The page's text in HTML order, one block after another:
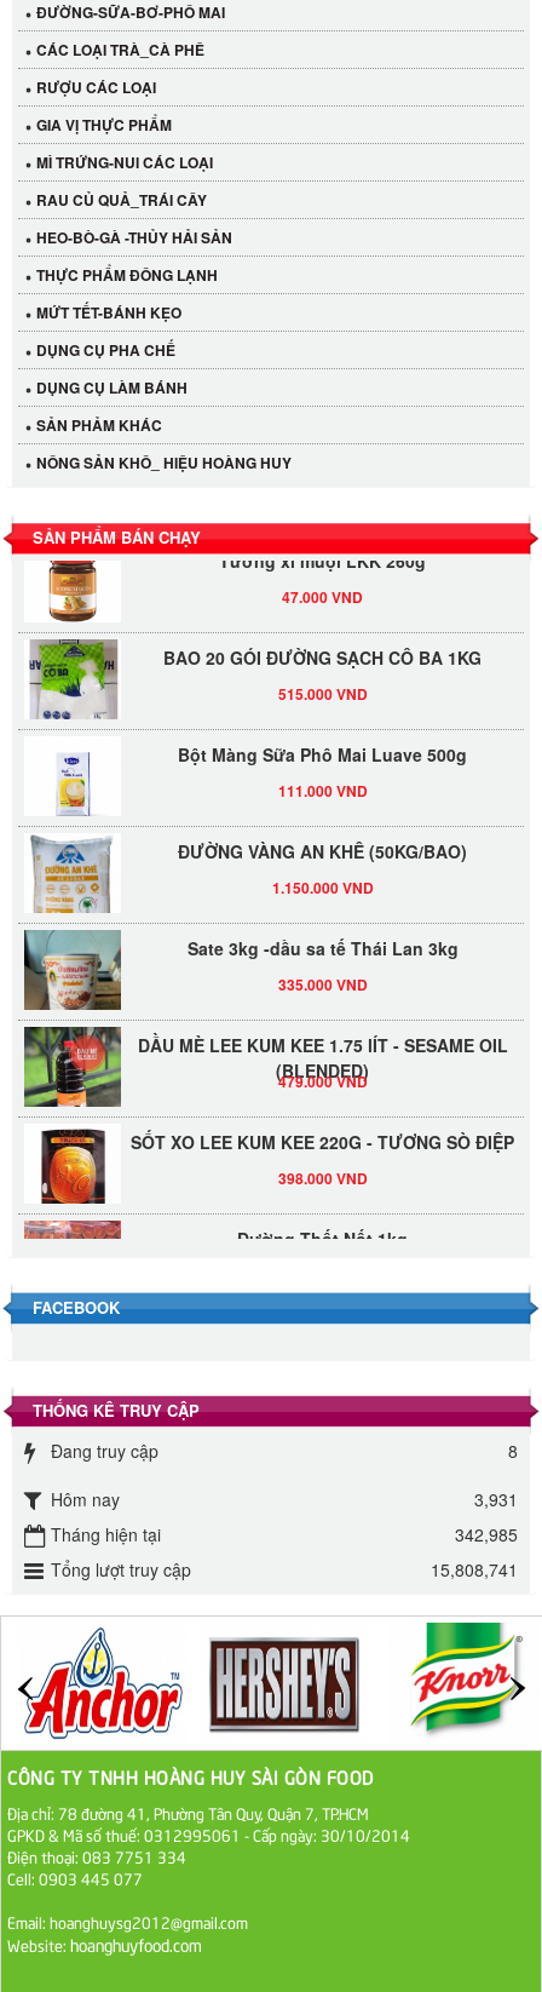
ĐƯỜNG-SỮA-BƠ-PHÔ MAI
CÁC LOẠI TRÀ_CÀ PHÊ
RƯỢU CÁC LOẠI
GIA VỊ THỰC PHẨM
MÌ TRỨNG-NUI CÁC LOẠI
RAU CỦ QUẢ_TRÁI CÂY
HEO-BÒ-GÀ -THỦY HẢI SẢN
THỰC PHẨM ĐÔNG LẠNH
MỨT TẾT-BÁNH KẸO
DỤNG CỤ PHA CHẾ
DỤNG CỤ LÀM BÁNH
SẢN PHẢM KHÁC
NÔNG SẢN KHÔ_ HIỆU HOÀNG HUY
SẢN PHẨM BÁN CHẠY
LỐC 12 HỦ Tương xí muội LKK 260g
Tương xí muội LKK 260g
47.000 VND
BAO 20 GÓI ĐƯỜNG SẠCH CÔ BA 1KG
515.000 VND
Bột Màng Sữa Phô Mai Luave 500g
ĐƯỜNG VÀNG AN KHÊ (50KG/BAO)
1.150.000 VND
Sate 3kg -dầu sa tế Thái Lan 3kg
DẦU MÈ LEE KUM KEE 1.75 lÍT - SESAME OIL
(BLENDED)
479.000 VND
SỐT XO LEE KUM KEE 220G - TƯƠNG SÒ ĐIỆP
Đường Thốt Nốt 1kg
Đường phèn hạt Long An 500g
Đường phèn Long An bao 10kg
Đường mía thiên nhiên Biên Hòa gói 1kg
27.000 VND
Đường cát trắng An Khê bao 50kg
1.100.000 VND
36.000 VND
FACEBOOK
THỐNG KÊ TRUY CẬP
Đang truy cập
8
Hôm nay
3,931
Tháng hiện tại
342,985
Tổng lượt truy cập
15,808,741
CÔNG TY TNHH HOÀNG HUY SÀI GÒN FOOD
Địa chỉ: 78 đường 41, Phường Tân Quy, Quận 7, TP.HCM
GPKD & Mã số thuế: 0312995061 - Cấp ngày: 30/10/2014
Điện thoại: 083 7751 334
Cell: 0903 445 077
Email: hoanghuysg2012@gmail.com
Website: hoanghuyfood.com